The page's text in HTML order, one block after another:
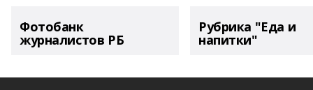
Фотобанк
журналистов РБ
Рубрика "Еда и
напитки"